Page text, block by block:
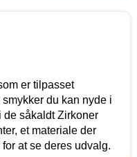
er tilpasset
du kan nyde i
de såkaldt Zirkoner
et materiale der
at se deres udvalg.